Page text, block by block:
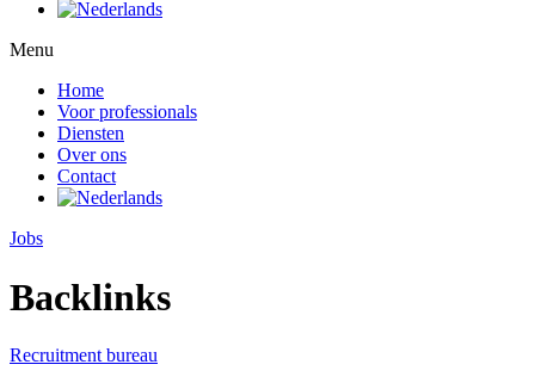
Menu
Home
Voor professionals
Diensten
Over ons
Contact
Jobs
Backlinks
Recruitment bureau